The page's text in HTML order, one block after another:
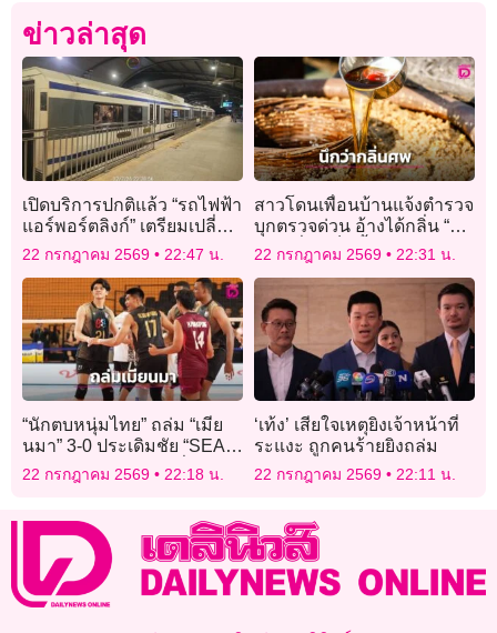
ข่าวล่าสุด
เปิดบริการปกติแล้ว “รถไฟฟ้า
แอร์พอร์ตลิงก์” เตรียมเปลี่ยน
ประแจชุดใหม่ หาสาเหตุ
ขัดข้อง
22 กรกฎาคม 2569 22:47 น.
สาวโดนเพื่อนบ้านแจ้งตำรวจ
บุกตรวจด่วน อ้างได้กลิ่น “ศพ
เน่า” ที่แท้เป็นน้ำส้มสายชู
22 กรกฎาคม 2569 22:31 น.
“นักตบหนุ่มไทย” ถล่ม “เมีย
นมา” 3-0 ประเดิมชัย “SEA V
Cup 2026” สนาม 2 ที่
อินโดนีเซีย
22 กรกฎาคม 2569 22:18 น.
‘เท้ง’ เสียใจเหตุยิงเจ้าหน้าที่
ระแงะ ถูกคนร้ายยิงถล่ม
22 กรกฎาคม 2569 22:11 น.